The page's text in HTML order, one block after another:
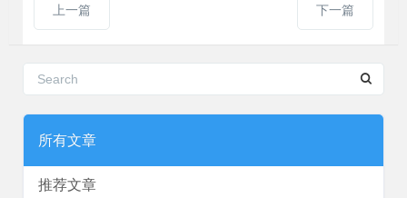
上一篇 下一篇
所有文章
推荐文章